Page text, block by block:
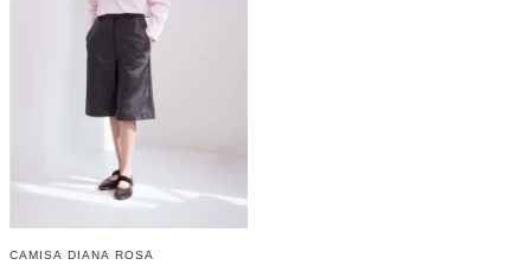
CAMISA DIANA ROSA